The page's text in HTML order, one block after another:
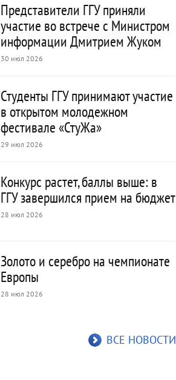
Представители ГГУ приняли
участие во встрече с Министром
информации Дмитрием Жуком
30 июл 2026
Студенты ГГУ принимают участие
в открытом молодежном
фестивале «СтуЖа»
29 июл 2026
Конкурс растет, баллы выше: в
ГГУ завершился прием на бюджет
28 июл 2026
Золото и серебро на чемпионате
Европы
28 июл 2026
ВСЕ НОВОСТИ